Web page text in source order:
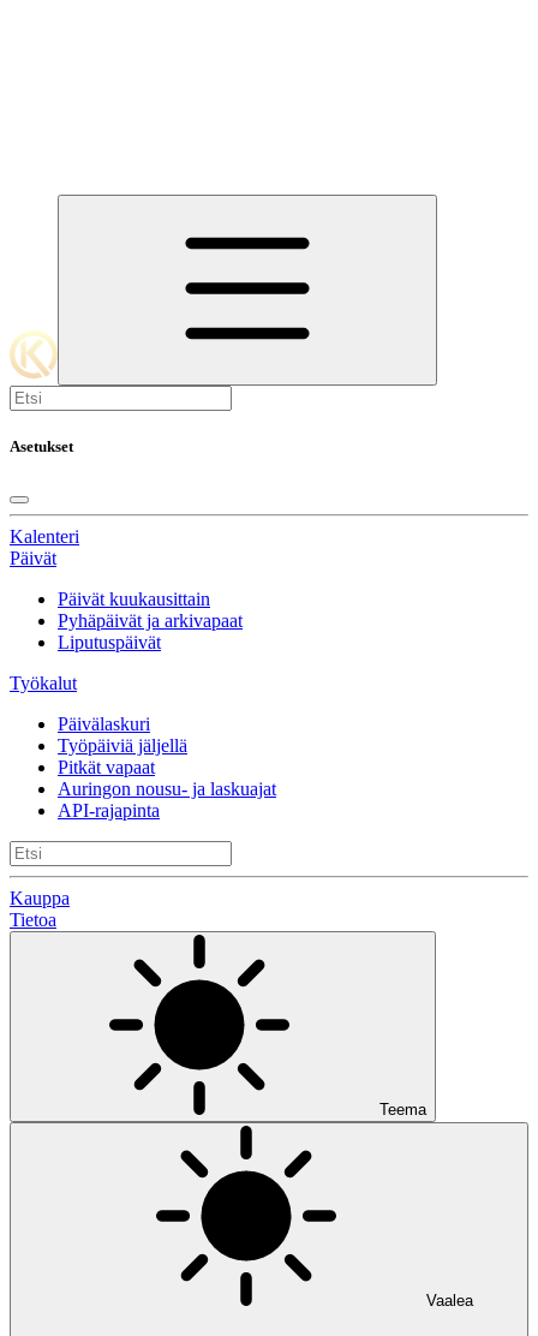
Asetukset
Kalenteri
Päivät
Päivät kuukausittain
Pyhäpäivät ja arkivapaat
Liputuspäivät
Työkalut
Päivälaskuri
Työpäiviä jäljellä
Pitkät vapaat
Auringon nousu- ja laskuajat
API-rajapinta
Kauppa
Tietoa
Teema
Vaalea